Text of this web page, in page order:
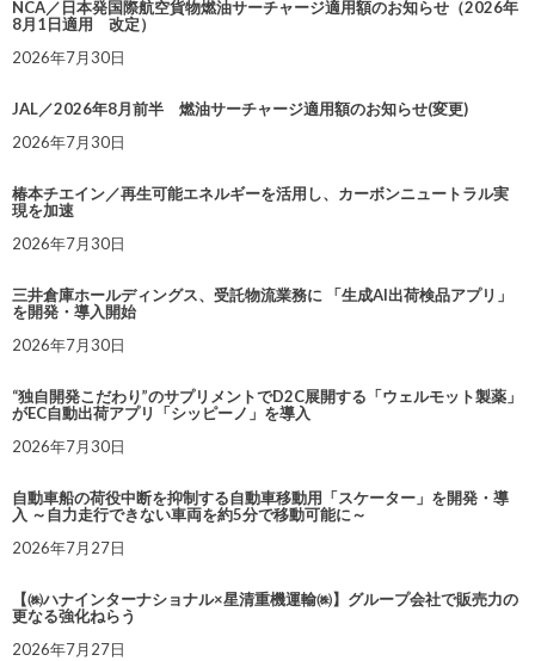
NCA／日本発国際航空貨物燃油サーチャージ適用額のお知らせ（2026年
8月1日適用 改定）
2026年7月30日
JAL／2026年8月前半 燃油サーチャージ適用額のお知らせ(変更)
2026年7月30日
椿本チエイン／再生可能エネルギーを活用し、カーボンニュートラル実
現を加速
2026年7月30日
三井倉庫ホールディングス、受託物流業務に 「生成AI出荷検品アプリ」
を開発・導入開始
2026年7月30日
“独自開発こだわり”のサプリメントでD2C展開する「ウェルモット製薬」
がEC自動出荷アプリ「シッピーノ」を導入
2026年7月30日
自動車船の荷役中断を抑制する自動車移動用「スケーター」を開発・導
入 ～自力走行できない車両を約5分で移動可能に～
2026年7月27日
【㈱ハナインターナショナル×星清重機運輸㈱】グループ会社で販売力の
更なる強化ねらう
2026年7月27日